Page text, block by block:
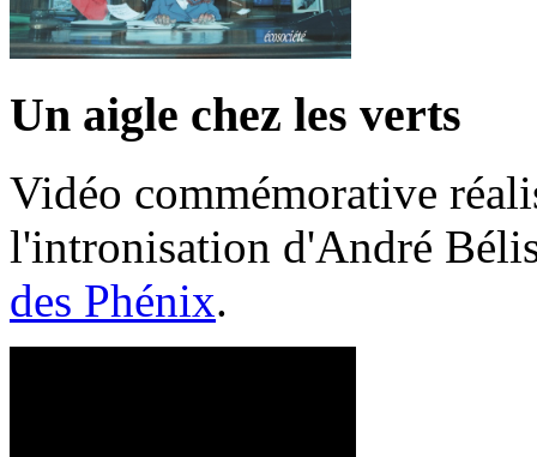
Un aigle chez les verts
Vidéo commémorative
l'intronisation d'André
des Phénix.